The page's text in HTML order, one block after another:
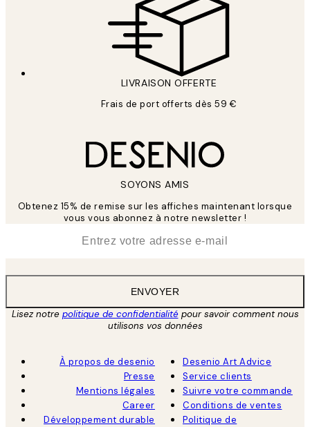
LIVRAISON OFFERTE
Frais de port offerts dès 59 €
SOYONS AMIS
Obtenez 15% de remise sur les affiches maintenant lorsque
vous vous abonnez à notre newsletter !
ENVOYER
Lisez notre politique de confidentialitépour savoir comment nous
utilisons vos données
À propos de desenio
Presse
Mentions légales
Career
Développement durable
Desenio Art Advice
Service clients
Suivre votre commande
Conditions de ventes
Politique de